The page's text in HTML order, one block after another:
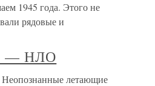
1945 года. Этого не
рядовые и
— НЛО
летающие